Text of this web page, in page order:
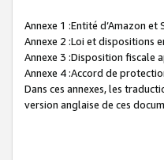
Annexe 1 :Entité d’Amazon et
Annexe 2 :Loi et dispositions
Annexe 3 :Disposition fiscale
Annexe 4 :Accord de
Dans ces annexes, les
version anglaise de ces